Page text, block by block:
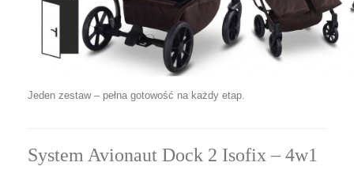
Jeden zestaw – pełna gotowość na każdy etap.
System Avionaut Dock 2 Isofix – 4w1